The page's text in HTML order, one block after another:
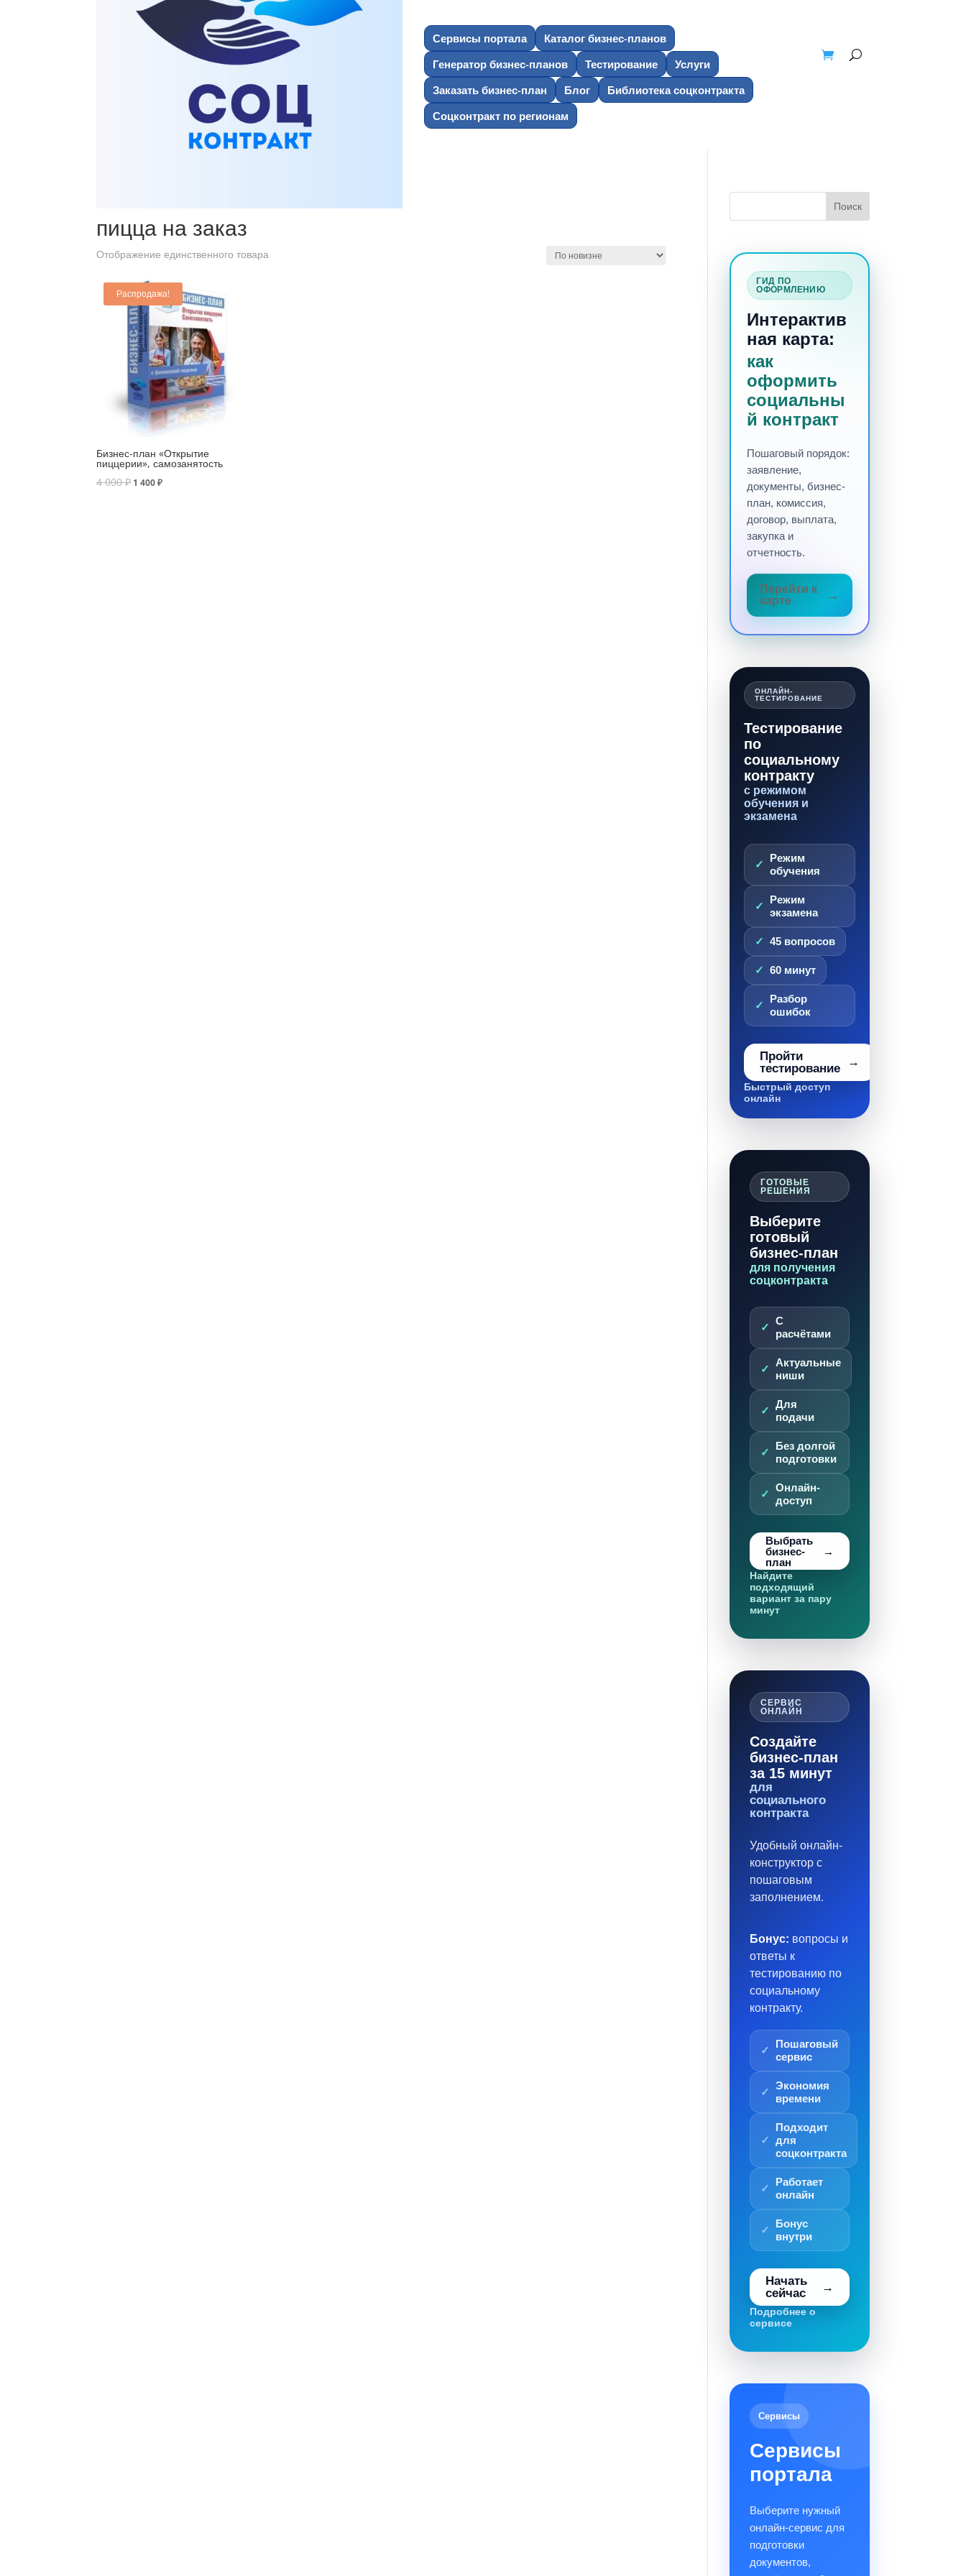
Сервисы портала
Каталог бизнес-планов
Генератор бизнес-планов
Тестирование
Услуги
Заказать бизнес-план
Блог
Библиотека соцконтракта
Соцконтракт по регионам
пицца на заказ
Отображение единственного товара
Распродажа!
Бизнес-план «Открытие
пиццерии», самозанятость
4 000₽ 1 400₽
ГИД ПО
ОФОРМЛЕНИЮ
Интерактив
ная карта:
как
оформить
социальны
й контракт
Пошаговый порядок:
заявление,
документы, бизнес-
план, комиссия,
договор, выплата,
закупка и
отчетность.
Перейти к
карте
ОНЛАЙН-
ТЕСТИРОВАНИЕ
Тестирование
по
социальному
контракту
с режимом
обучения и
экзамена
Режим
обучения
Режим
экзамена
45 вопросов
60 минут
Разбор
ошибок
Пройти
тестирование
Быстрый доступ
онлайн
ГОТОВЫЕ
РЕШЕНИЯ
Выберите
готовый
бизнес-план
для получения
соцконтракта
С
расчётами
Актуальные
ниши
Для
подачи
Без долгой
подготовки
Онлайн-
доступ
Выбрать
бизнес-
план
Найдите
подходящий
вариант за пару
минут
СЕРВИС
ОНЛАЙН
Создайте
бизнес-план
за 15 минут
для
социального
контракта
Удобный онлайн-
конструктор с
пошаговым
заполнением.
Бонус: вопросы и
ответы к
тестированию по
социальному
контракту.
Пошаговый
сервис
Экономия
времени
Подходит
для
соцконтракта
Работает
онлайн
Бонус
внутри
Начать
сейчас
Подробнее о
сервисе
Сервисы
Сервисы
портала
Выберите нужный
онлайн-сервис для
подготовки
документов,